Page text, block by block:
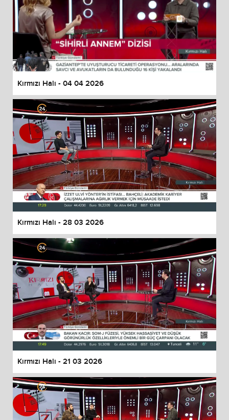
Kırmızı Halı - 04 04 2026
Kırmızı Halı - 28 03 2026
Kırmızı Halı - 21 03 2026